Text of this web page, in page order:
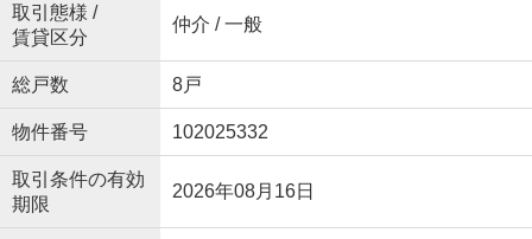
取引態様 /
賃貸区分
仲介 / 一般
総戸数 8戸
物件番号 102025332
取引条件の有効
期限
2026年08月16日